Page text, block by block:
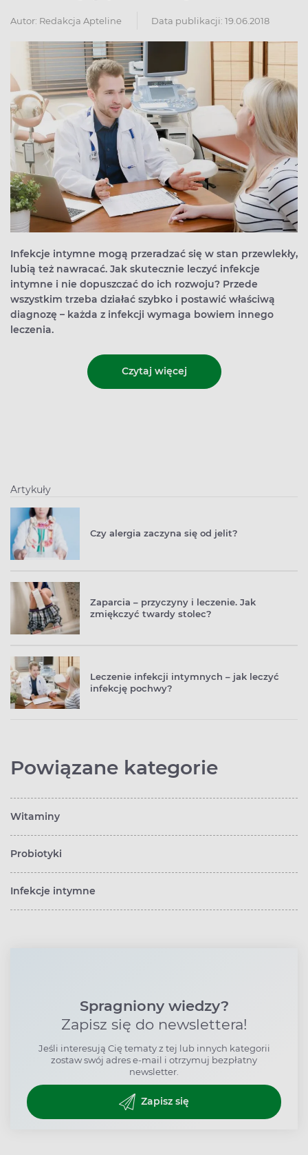
Autor: Redakcja Apteline Data publikacji: 19.06.2018
Infekcje intymne mogą przeradzać się w stan przewlekły,
lubią też nawracać. Jak skutecznie leczyć infekcje
intymne i nie dopuszczać do ich rozwoju? Przede
wszystkim trzeba działać szybko i postawić właściwą
diagnozę – każda z infekcji wymaga bowiem innego
leczenia.
Czytaj więcej
Artykuły
Czy alergia zaczyna się od jelit?
Zaparcia – przyczyny i leczenie. Jak
zmiękczyć twardy stolec?
Leczenie infekcji intymnych – jak leczyć
infekcję pochwy?
Powiązane kategorie
Witaminy
Probiotyki
Infekcje intymne
Spragniony wiedzy?
Zapisz się do newslettera!
Jeśli interesują Cię tematy z tej lub innych kategorii
zostaw swój adres e-mail i otrzymuj bezpłatny
newsletter.
Zapisz się